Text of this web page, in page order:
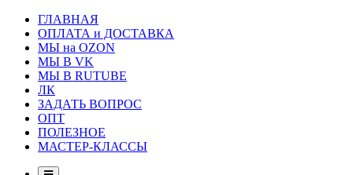
ГЛАВНАЯ
ОПЛАТА и ДОСТАВКА
МЫ на OZON
МЫ В VK
МЫ В RUTUBE
ЛК
ЗАДАТЬ ВОПРОС
ОПТ
ПОЛЕЗНОЕ
МАСТЕР-КЛАССЫ